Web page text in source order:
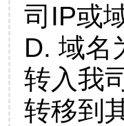
司IP或
D. 域名
转入我
转移到